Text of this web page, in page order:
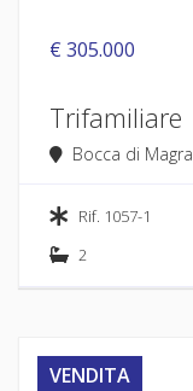
€ 305.000
Trifamiliare
Bocca di Magra
Rif. 1057-1
2
VENDITA